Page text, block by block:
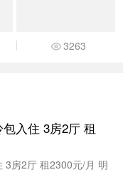
3263
3房2厅 租2300元/月 明